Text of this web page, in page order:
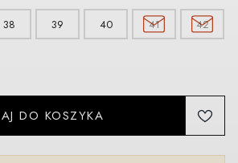
38 39 40 41 42
DO KOSZYKA